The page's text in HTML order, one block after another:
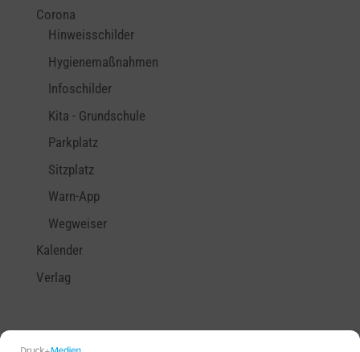
Corona
Hinweisschilder
Hygienemaßnahmen
Infoschilder
Kita - Grundschule
Parkplatz
Sitzplatz
Warn-App
Wegweiser
Kalender
Verlag